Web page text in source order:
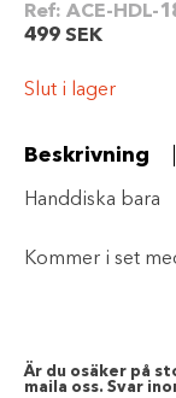
Ref: ACE-HDL-
499 SEK
Slut i lager
Beskrivning
Handdiska bara
Kommer i set
Är du osäker på
maila oss. Svar